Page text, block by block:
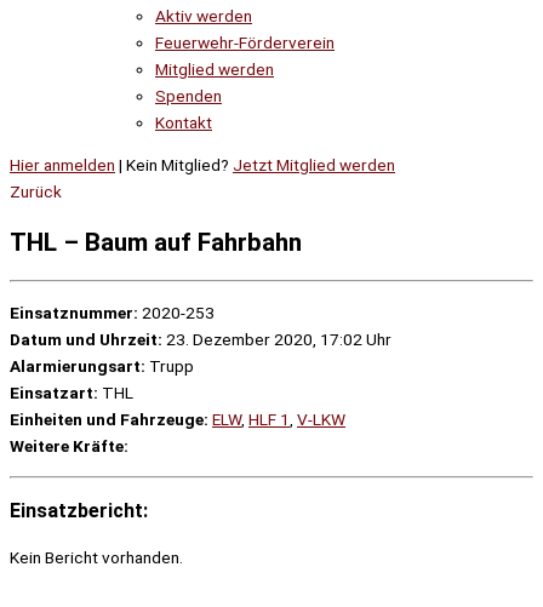
Aktiv werden
Feuerwehr-Förderverein
Mitglied werden
Spenden
Kontakt
Hier anmelden | Kein Mitglied? Jetzt Mitglied werden
Zurück
THL – Baum auf Fahrbahn
Einsatznummer: 2020-253
Datum und Uhrzeit: 23. Dezember 2020, 17:02 Uhr
Alarmierungsart: Trupp
Einsatzart: THL
Einheiten und Fahrzeuge: ELW, HLF 1 V-LKW
Weitere Kräfte:
Einsatzbericht:
Kein Bericht vorhanden.